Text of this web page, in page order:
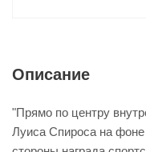
Описание
"Прямо по центру
Луиса Спироса на фоне